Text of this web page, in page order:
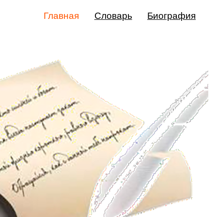
Главная Словарь Биография